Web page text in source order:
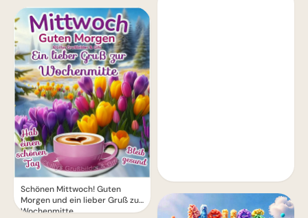
Schönen Mittwoch! Guten
Morgen und ein lieber Gruß zur
Wochenmitte